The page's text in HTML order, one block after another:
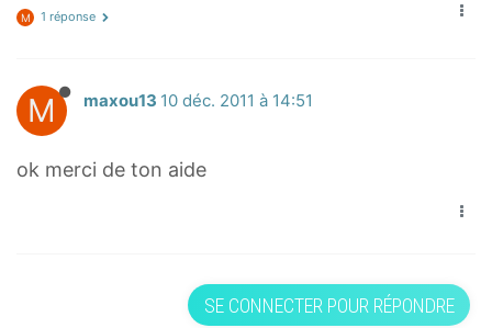
M 1 réponse
M maxou13 10 déc. 2011 à 14:51
ok merci de ton aide
SE CONNECTER POUR RÉPONDRE